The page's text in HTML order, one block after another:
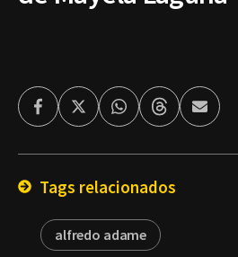
FacebookTwitterWhatsappThreadsEnviar
por
Tags relacionados
alfredo adame